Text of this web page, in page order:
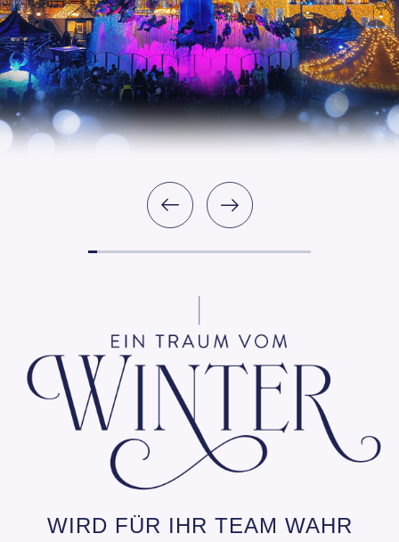
WIRD FÜR IHR TEAM WAHR